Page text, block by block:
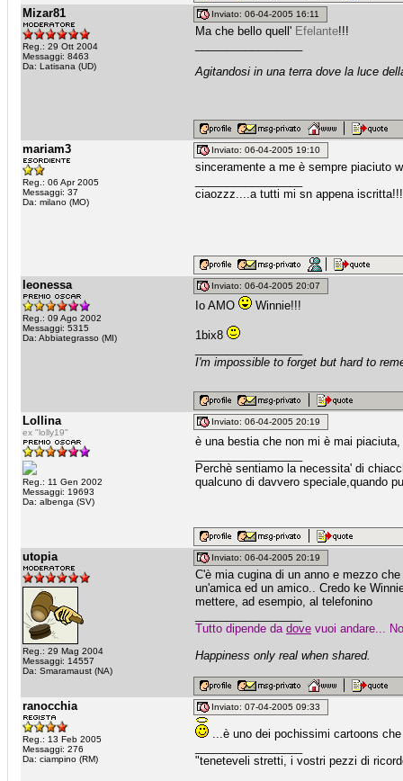
Mizar81
Reg.: 29 Ott 2004
Messaggi: 8463
Da: Latisana (UD)
Inviato: 06-04-2005 16:11
Ma che bello quell' Efelante!!!
Agitandosi in una terra dove la luce
mariam3
Reg.: 06 Apr 2005
Messaggi: 37
Da: milano (MO)
Inviato: 06-04-2005 19:10
sinceramente a me è sempre piaciuto
ciaozzz....a tutti mi sn appena
leonessa
Reg.: 09 Ago 2002
Messaggi: 5315
Da: Abbiategrasso (MI)
Inviato: 06-04-2005 20:07
Io AMO Winnie!!!
1bix8
I'm impossible to forget but hard to
Lollina
ex "lolly19"
Reg.: 11 Gen 2002
Messaggi: 19693
Da: albenga (SV)
Inviato: 06-04-2005 20:19
è una bestia che non mi è mai
Perchè sentiamo la necessita' di
qualcuno di davvero speciale,quando
utopia
Reg.: 29 Mag 2004
Messaggi: 14557
Da: Smaramaust (NA)
Inviato: 06-04-2005 20:19
C'è mia cugina di un anno e mezzo
un'amica ed un amico.. Credo ke
mettere, ad esempio, al telefonino
Tutto dipende da dove vuoi andare...
Happiness only real when shared.
ranocchia
Reg.: 13 Feb 2005
Messaggi: 276
Da: ciampino (RM)
Inviato: 07-04-2005 09:33
...è uno dei pochissimi cartoons
"teneteveli stretti, i vostri pezzi di